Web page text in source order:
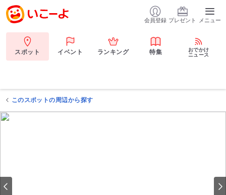
会員登録 プレゼント メニュー
スポット イベント ランキング 特集
おでかけ
ニュース
このスポットの周辺から探す